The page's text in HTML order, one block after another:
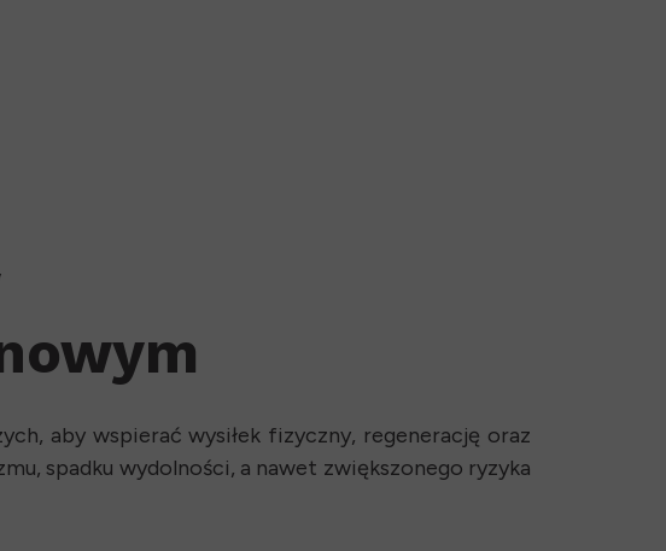
aby wspierać wysiłek fizyczny, regenerację oraz
spadku wydolności, a nawet zwiększonego ryzyka